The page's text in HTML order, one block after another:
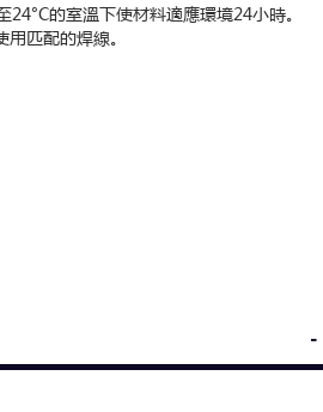
24°C的室溫下使材料適應環境24小時。
匹配的焊線。